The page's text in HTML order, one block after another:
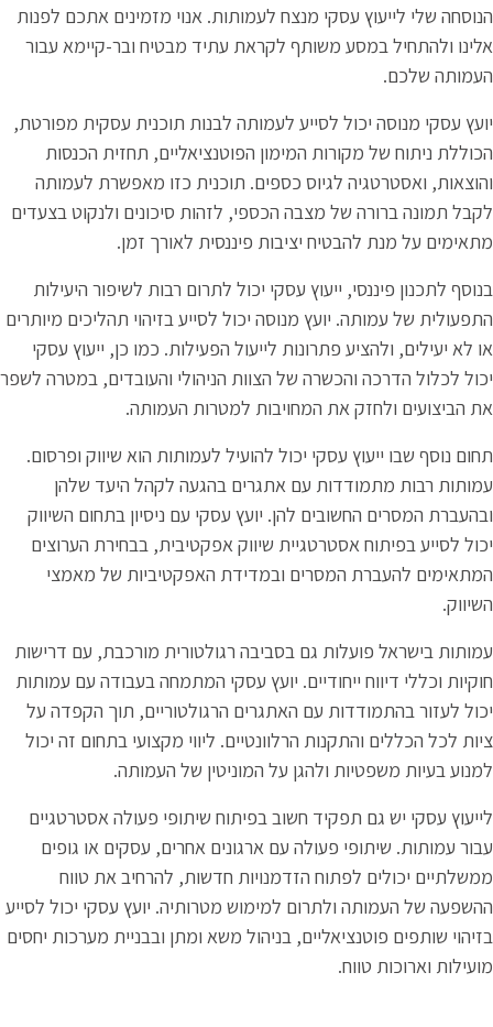
מנצח לעמותות. אנוי מזמינים אתכם לפנות
לקראת עתיד מבטיח ובר-קיימא עבור
לעמותה לבנות תוכנית עסקית מפורטת,
המימון הפוטנציאליים, תחזית הכנסות
כספים. תוכנית כזו מאפשרת לעמותה
הכספי, לזהות סיכונים ולנקוט בצעדים
פיננסית לאורך זמן.
עסקי יכול לתרום רבות לשיפור היעילות
מנוסה יכול לסייע בזיהוי תהליכים מיותרים
לייעול הפעילות. כמו כן, ייעוץ עסקי
של הצוות הניהולי והעובדים, במטרה לשפר
למטרות העמותה.
יכול להועיל לעמותות הוא שיווק ופרסום.
עם אתגרים בהגעה לקהל היעד שלהן
להן. יועץ עסקי עם ניסיון בתחום השיווק
שיווק אפקטיבית, בבחירת הערוצים
ובמדידת האפקטיביות של מאמצי
בסביבה רגולטורית מורכבת, עם דרישות
יועץ עסקי המתמחה בעבודה עם עמותות
האתגרים הרגולטוריים, תוך הקפדה על
הרלוונטיים. ליווי מקצועי בתחום זה יכול
על המוניטין של העמותה.
חשוב בפיתוח שיתופי פעולה אסטרטגיים
עם ארגונים אחרים, עסקים או גופים
הזדמנויות חדשות, להרחיב את טווח
למימוש מטרותיה. יועץ עסקי יכול לסייע
בניהול משא ומתן ובבניית מערכות יחסים